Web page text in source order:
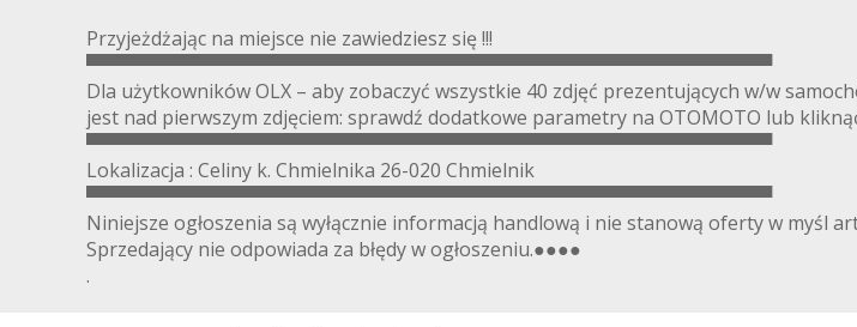
Przyjeżdżając na miejsce nie zawiedziesz się !!!
▀▀▀▀▀▀▀▀▀▀▀▀▀▀▀▀▀▀▀▀▀▀▀▀▀▀▀▀▀▀▀▀▀▀▀▀▀▀▀▀▀▀▀▀▀▀▀▀▀▀▀▀
Dla użytkowników OLX – aby zobaczyć wszystkie 40 zdjęć prezentujących w/w
jest nad pierwszym zdjęciem: sprawdź dodatkowe parametry na OTOMOTO lub
▀▀▀▀▀▀▀▀▀▀▀▀▀▀▀▀▀▀▀▀▀▀▀▀▀▀▀▀▀▀▀▀▀▀▀▀▀▀▀▀▀▀▀▀▀▀▀▀▀▀▀▀
Lokalizacja : Celiny k. Chmielnika 26-020 Chmielnik
▀▀▀▀▀▀▀▀▀▀▀▀▀▀▀▀▀▀▀▀▀▀▀▀▀▀▀▀▀▀▀▀▀▀▀▀▀▀▀▀▀▀▀▀▀▀▀▀▀▀▀▀
Niniejsze ogłoszenia są wyłącznie informacją handlową i nie stanową oferty w myśl
Sprzedający nie odpowiada za błędy w ogłoszeniu.●●●●
.